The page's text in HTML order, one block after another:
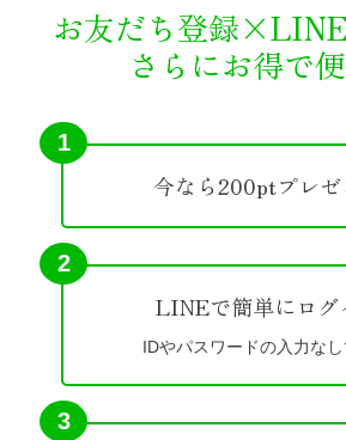
お友だち登録
さらにお得で
1
今なら200ptプレゼ
2
LINEで簡単にログ
IDやパスワードの入力な
3